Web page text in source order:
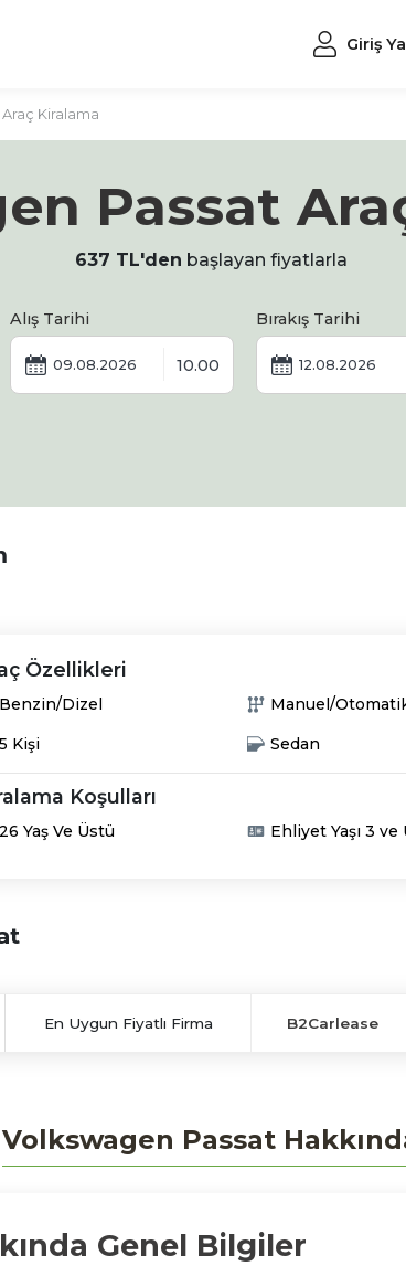
Giriş
Kiralama
Passat
637 TL'den başlayan fiyatlarla
Alış Tarihi Bırakış Tarihi
Özellikleri
Benzin/Dizel Manuel/
5 Kişi Sedan
Koşulları
26 Yaş Ve Üstü Ehliyet Yaşı 3 ve
En Uygun Fiyatlı Firma B2Carlease
Volkswagen Passat
Genel Bilgiler